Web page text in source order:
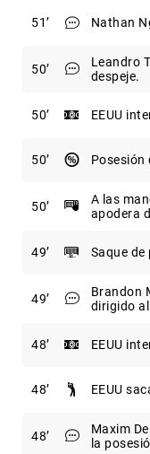
51 Nathan
50
Leandro
despeje.
50 EEUU
50 Posesión
50
A las
apodera
49 Saque
49
Brandon
dirigido
48 EEUU
48 EEUU
48
Maxim
la